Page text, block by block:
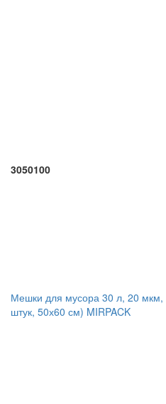
3050100
Мешки для мусора 30 л, 20
штук, 50х60 см) MIRPACK